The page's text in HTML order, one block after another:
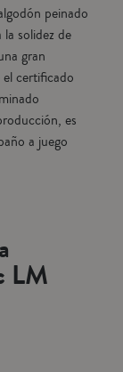
peinado
solidez de
gran
certificado
es
a juego
LM